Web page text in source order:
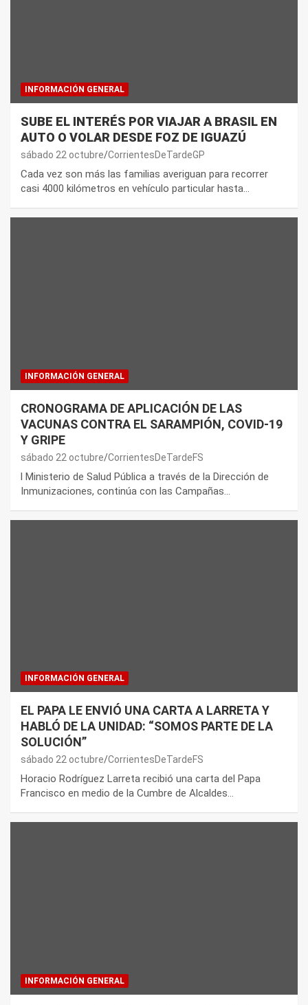
INFORMACIÓN GENERAL
SUBE EL INTERÉS POR VIAJAR A BRASIL EN
AUTO O VOLAR DESDE FOZ DE IGUAZÚ
sábado 22 octubre CorrientesDeTardeGP
Cada vez son más las familias averiguan para recorrer
casi 4000 kilómetros en vehículo particular hasta…
INFORMACIÓN GENERAL
CRONOGRAMA DE APLICACIÓN DE LAS
VACUNAS CONTRA EL SARAMPIÓN, COVID-19
Y GRIPE
sábado 22 octubre CorrientesDeTardeFS
l Ministerio de Salud Pública a través de la Dirección de
Inmunizaciones, continúa con las Campañas…
INFORMACIÓN GENERAL
EL PAPA LE ENVIÓ UNA CARTA A LARRETA Y
HABLÓ DE LA UNIDAD: “SOMOS PARTE DE LA
SOLUCIÓN”
sábado 22 octubre CorrientesDeTardeFS
Horacio Rodríguez Larreta recibió una carta del Papa
Francisco en medio de la Cumbre de Alcaldes…
INFORMACIÓN GENERAL